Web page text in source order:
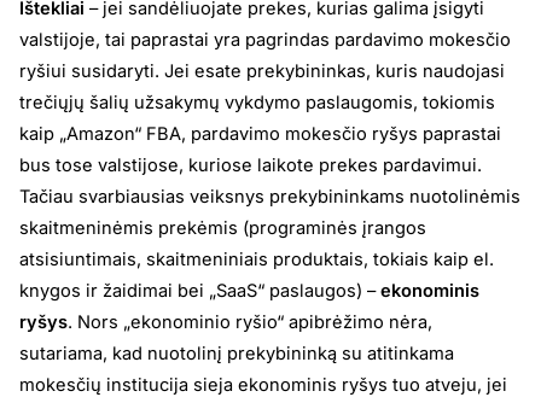
Ištekliai – jei sandėliuojate prekes, kurias galima įsigyti
valstijoje, tai paprastai yra pagrindas pardavimo mokesčio
ryšiui susidaryti. Jei esate prekybininkas, kuris naudojasi
trečiųjų šalių užsakymų vykdymo paslaugomis, tokiomis
kaip „Amazon“ FBA, pardavimo mokesčio ryšys paprastai
bus tose valstijose, kuriose laikote prekes pardavimui.
Tačiau svarbiausias veiksnys prekybininkams nuotolinėmis
skaitmeninėmis prekėmis (programinės įrangos
atsisiuntimais, skaitmeniniais produktais, tokiais kaip el.
knygos ir žaidimai bei „SaaS“ paslaugos) –ekonominis
ryšys. Nors „ekonominio ryšio“ apibrėžimo nėra,
sutariama, kad nuotolinį prekybininką su atitinkama
mokesčių institucija sieja ekonominis ryšys tuo atveju, jei